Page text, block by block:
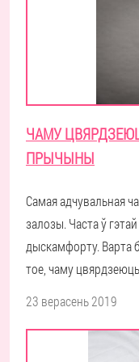
ЧАМУ
ПРЫЧЫНЫ
Самая адчувальная
залозы. Часта ў
дыскамфорту. Варта
тое, чаму
23 верасень 2019